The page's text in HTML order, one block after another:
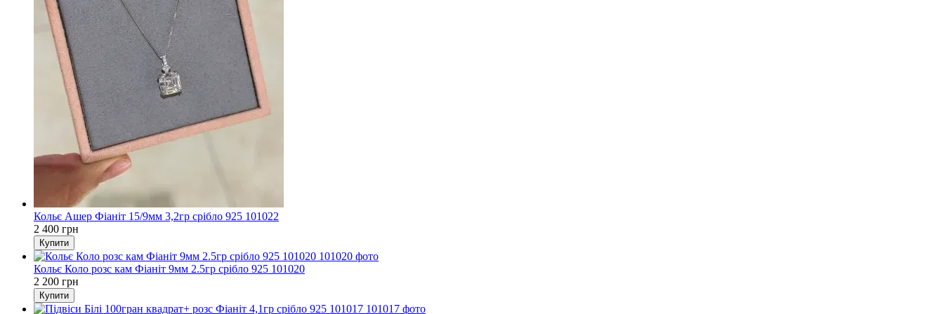
Кольє Ашер Фіаніт 15/9мм 3,2гр срібло 925 101022
2 400 грн
Купити
Кольє Коло розс кам Фіаніт 9мм 2.5гр срібло 925 101020
2 200 грн
Купити